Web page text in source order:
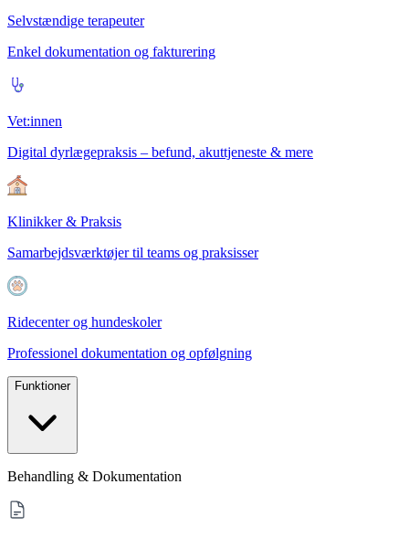
Selvstændige terapeuter
Enkel dokumentation og fakturering
Vet:innen
Digital dyrlægepraksis – befund, akuttjeneste & mere
Klinikker & Praksis
Samarbejdsværktøjer til teams og praksisser
Ridecenter og hundeskoler
Professionel dokumentation og opfølgning
Funktioner
Behandling & Dokumentation